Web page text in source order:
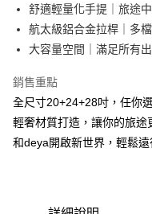
※ 交易是否成功請以「AFTEE
是否繳費成功／繳費後需取消
客戶支援中心」https://
１．透過由恩沛科技股份有限
權轉讓予恩沛科技股份有限公
２．關於個人資料處理事宜，
https://aftee.tw/terms/#terms3
３．未成年的使用者請事先徵
時審查核予不同之上限額度；
舒適輕量化手提｜旅途
航太級鋁合金拉桿｜多
大容量空間｜滿足所有出
銷售重點
全尺寸20+24+28吋，任你
輕奢材質打造，讓你的旅途
和deya開啟新世界，輕鬆遠